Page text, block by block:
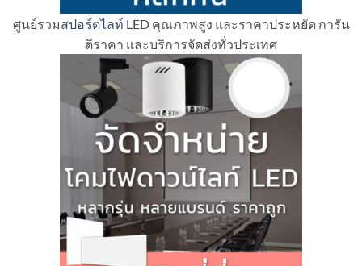
ศูนย์รวมสปอร์ตไลท์ LED คุณภาพสูง และราคาประหยัด การัน
ตีราคา และบริการจัดส่งทั่วประเทศ